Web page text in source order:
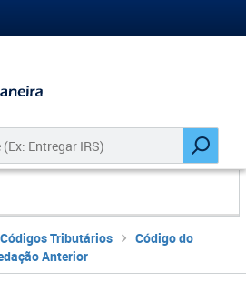
Códigos Tributários
Código do
Anterior